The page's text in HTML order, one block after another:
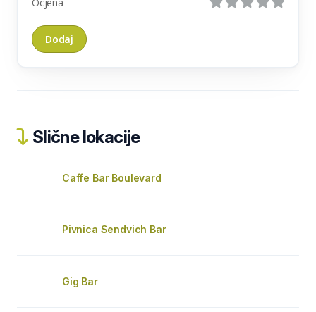
Slične lokacije
Caffe Bar Boulevard
Pivnica Sendvich Bar
Gig Bar